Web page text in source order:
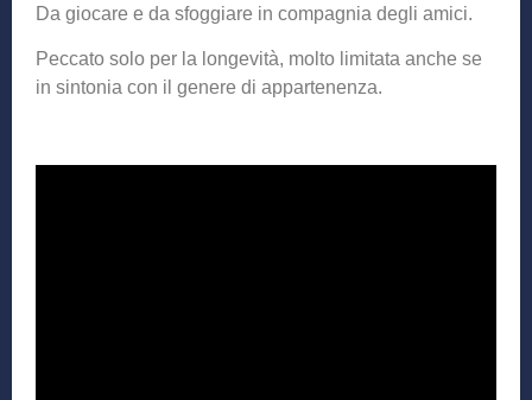
Da giocare e da sfoggiare in compagnia degli amici.
Peccato solo per la longevità, molto limitata anche se
in sintonia con il genere di appartenenza.